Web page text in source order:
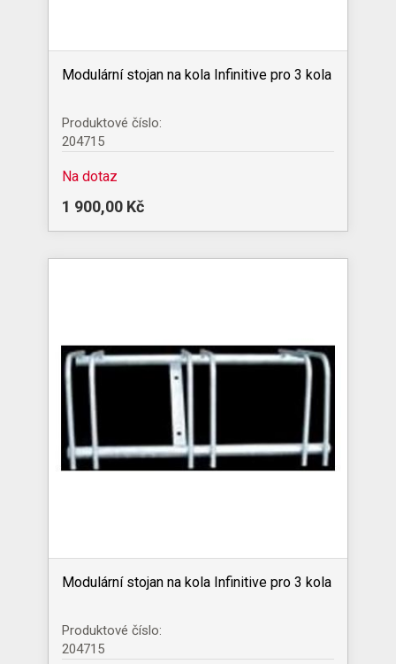
Modulární stojan na kola Infinitive pro 3 kola
Produktové číslo:
204715
Na dotaz
1 900,00 Kč
Modulární stojan na kola Infinitive pro 3 kola
Produktové číslo:
204715